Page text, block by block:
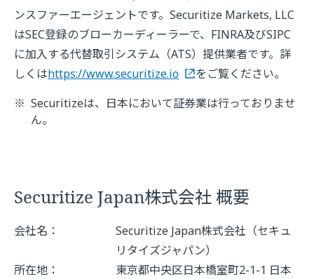
ンスファーエージェントです。Securitize Markets, LLC
はSEC登録のブローカーディーラーで、FINRA及びSIPC
に加入する代替取引システム（ATS）提供業者です。詳
しくはhttps://www.securitize.io
をご覧ください。
※ Securitizeは、日本において証券業は行っておりませ
ん。
Securitize Japan株式会社 概要
会社名：
Securitize Japan株式会社（セキュ
リタイズジャパン）
所在地：
東京都中央区日本橋室町2-1-1 日本